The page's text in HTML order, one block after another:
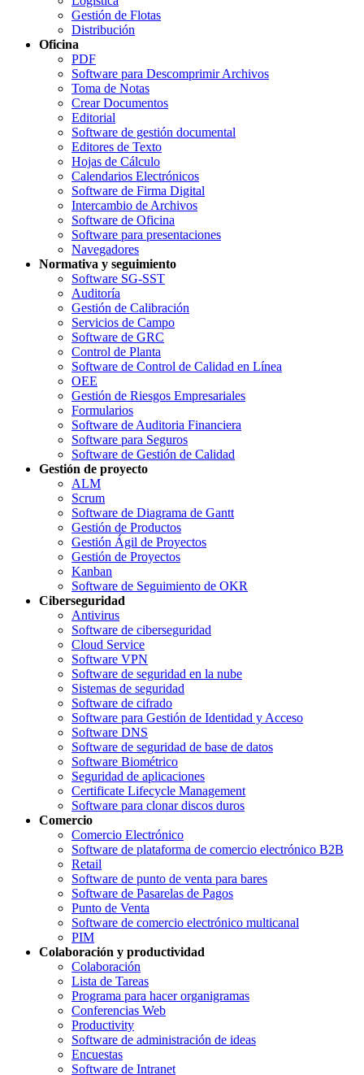
Gestión de Flotas
Distribución
Oficina
PDF
Software para Descomprimir Archivos
Toma de Notas
Crear Documentos
Editorial
Software de gestión documental
Editores de Texto
Hojas de Cálculo
Calendarios Electrónicos
Software de Firma Digital
Intercambio de Archivos
Software de Oficina
Software para presentaciones
Navegadores
Normativa y seguimiento
Software SG-SST
Auditoría
Gestión de Calibración
Servicios de Campo
Software de GRC
Control de Planta
Software de Control de Calidad en Línea
OEE
Gestión de Riesgos Empresariales
Formularios
Software de Auditoria Financiera
Software para Seguros
Software de Gestión de Calidad
Gestión de proyecto
ALM
Scrum
Software de Diagrama de Gantt
Gestión de Productos
Gestión Ágil de Proyectos
Gestión de Proyectos
Kanban
Software de Seguimiento de OKR
Ciberseguridad
Antivirus
Software de ciberseguridad
Cloud Service
Software VPN
Software de seguridad en la nube
Sistemas de seguridad
Software de cifrado
Software para Gestión de Identidad y Acceso
Software DNS
Software de seguridad de base de datos
Software Biométrico
Seguridad de aplicaciones
Certificate Lifecycle Management
Software para clonar discos duros
Comercio
Comercio Electrónico
Software de plataforma de comercio electrónico B2B
Retail
Software de punto de venta para bares
Software de Pasarelas de Pagos
Punto de Venta
Software de comercio electrónico multicanal
PIM
Colaboración y productividad
Colaboración
Lista de Tareas
Programa para hacer organigramas
Conferencias Web
Productivity
Software de administración de ideas
Encuestas
Software de Intranet